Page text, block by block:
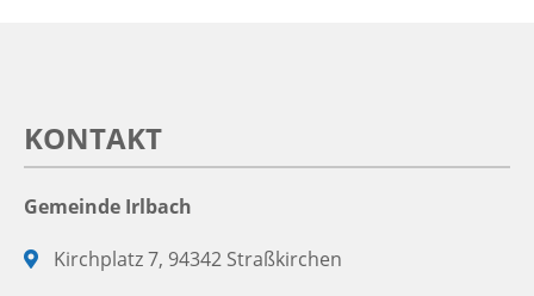
KONTAKT
Gemeinde Irlbach
Adresse:
Kirchplatz 7, 94342 Straßkirchen